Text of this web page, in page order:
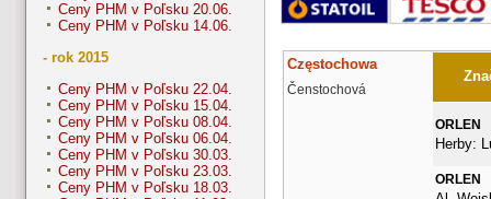
Ceny PHM v Poľsku 20.06.
Ceny PHM v Poľsku 14.06.
- rok 2015
Ceny PHM v Poľsku 22.04.
Ceny PHM v Poľsku 15.04.
Ceny PHM v Poľsku 08.04.
Ceny PHM v Poľsku 06.04.
Ceny PHM v Poľsku 30.03.
Ceny PHM v Poľsku 23.03.
Ceny PHM v Poľsku 18.03.
Częstochowa
Čenstochová
ORLEN
Herby:
ORLEN